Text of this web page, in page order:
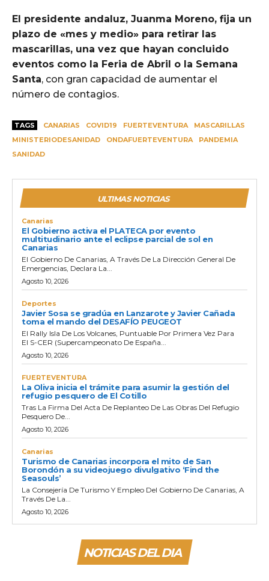
El presidente andaluz, Juanma Moreno, fija un
plazo de «mes y medio» para retirar las
mascarillas, una vez que hayan concluido
eventos como la Feria de Abril o la Semana
Santa, con gran capacidad de aumentar el
número de contagios.
TAGS CANARIAS COVID19 FUERTEVENTURA
MASCARILLAS
MINISTERIODESANIDAD
ONDAFUERTEVENTURA
PANDEMIA
SANIDAD
ULTIMAS NOTICIAS
Canarias
El Gobierno activa el PLATECA por evento
multitudinario ante el eclipse parcial de sol en
Canarias
El Gobierno De Canarias, A Través De La Dirección General De
Emergencias, Declara La...
Agosto 10, 2026
Deportes
Javier Sosa se gradúa en Lanzarote y Javier Cañada
toma el mando del DESAFÍO PEUGEOT
El Rally Isla De Los Volcanes, Puntuable Por Primera Vez Para
El S-CER (Supercampeonato De España...
Agosto 10, 2026
FUERTEVENTURA
La Oliva inicia el trámite para asumir la gestión del
refugio pesquero de El Cotillo
Tras La Firma Del Acta De Replanteo De Las Obras Del Refugio
Pesquero De...
Agosto 10, 2026
Canarias
Turismo de Canarias incorpora el mito de San
Borondón a su videojuego divulgativo ‘Find the
Seasouls’
La Consejería De Turismo Y Empleo Del Gobierno De Canarias, A
Través De La...
Agosto 10, 2026
NOTICIAS DEL DIA